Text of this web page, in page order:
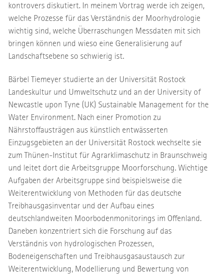
kontrovers diskutiert. In meinem Vortrag werde ich zeigen,
welche Prozesse für das Verständnis der Moorhydrologie
wichtig sind, welche Überraschungen Messdaten mit sich
bringen können und wieso eine Generalisierung auf
Landschaftsebene so schwierig ist.
Bärbel Tiemeyer studierte an der Universität Rostock
Landeskultur und Umweltschutz und an der University of
Newcastle upon Tyne (UK) Sustainable Management for the
Water Environment. Nach einer Promotion zu
Nährstoffausträgen aus künstlich entwässerten
Einzugsgebieten an der Universität Rostock wechselte sie
zum Thünen-Institut für Agrarklimaschutz in Braunschweig
und leitet dort die Arbeitsgruppe Moorforschung. Wichtige
Aufgaben der Arbeitsgruppe sind beispielsweise die
Weiterentwicklung von Methoden für das deutsche
Treibhausgasinventar und der Aufbau eines
deutschlandweiten Moorbodenmonitorings im Offenland.
Daneben konzentriert sich die Forschung auf das
Verständnis von hydrologischen Prozessen,
Bodeneigenschaften und Treibhausgasaustausch zur
Weiterentwicklung, Modellierung und Bewertung von